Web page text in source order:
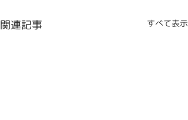
関連記事 すべて表示